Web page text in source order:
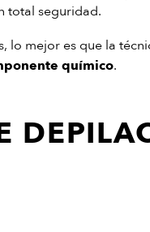
total seguridad.
lo mejor es que la
químico.